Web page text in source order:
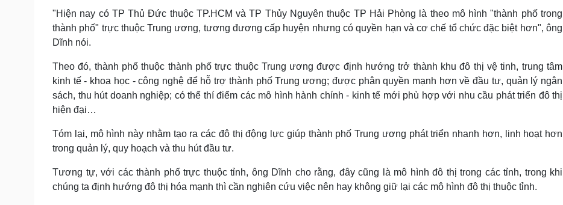
"Hiện nay có TP Thủ Đức thuộc TP.HCM và TP Thủy Nguyên thuộc TP Hải Phòng là theo mô hình "thành phố trong
thành phố" trực thuộc Trung ương, tương đương cấp huyện nhưng có quyền hạn và cơ chế tổ chức đặc biệt hơn", ông
Dĩnh nói.
Theo đó, thành phố thuộc thành phố trực thuộc Trung ương được định hướng trở thành khu đô thị vệ tinh, trung tâm
kinh tế - khoa học - công nghệ để hỗ trợ thành phố Trung ương; được phân quyền mạnh hơn về đầu tư, quản lý ngân
sách, thu hút doanh nghiệp; có thể thí điểm các mô hình hành chính - kinh tế mới phù hợp với nhu cầu phát triển đô thị
hiện đại…
Tóm lại, mô hình này nhằm tạo ra các đô thị động lực giúp thành phố Trung ương phát triển nhanh hơn, linh hoạt hơn
trong quản lý, quy hoạch và thu hút đầu tư.
Tương tự, với các thành phố trực thuộc tỉnh, ông Dĩnh cho rằng, đây cũng là mô hình đô thị trong các tỉnh, trong khi
chúng ta định hướng đô thị hóa mạnh thì cần nghiên cứu việc nên hay không giữ lại các mô hình đô thị thuộc tỉnh.